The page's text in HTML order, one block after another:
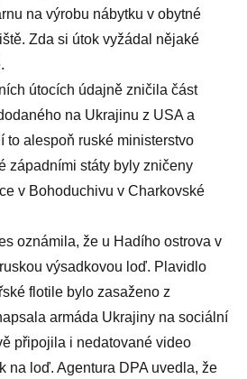
na výrobu nábytku v obytné
Zda si útok vyžádal nějaké
útocích údajně zničila část
na Ukrajinu z USA a
to alespoň ruské ministerstvo
západními státy byly zničeny
v Bohoduchivu v Charkovské
oznámila, že u Hadího ostrova v
výsadkovou loď. Plavidlo
flotile bylo zasaženo z
armáda Ukrajiny na sociální
připojila i nedatované video
na loď. Agentura DPA uvedla, že